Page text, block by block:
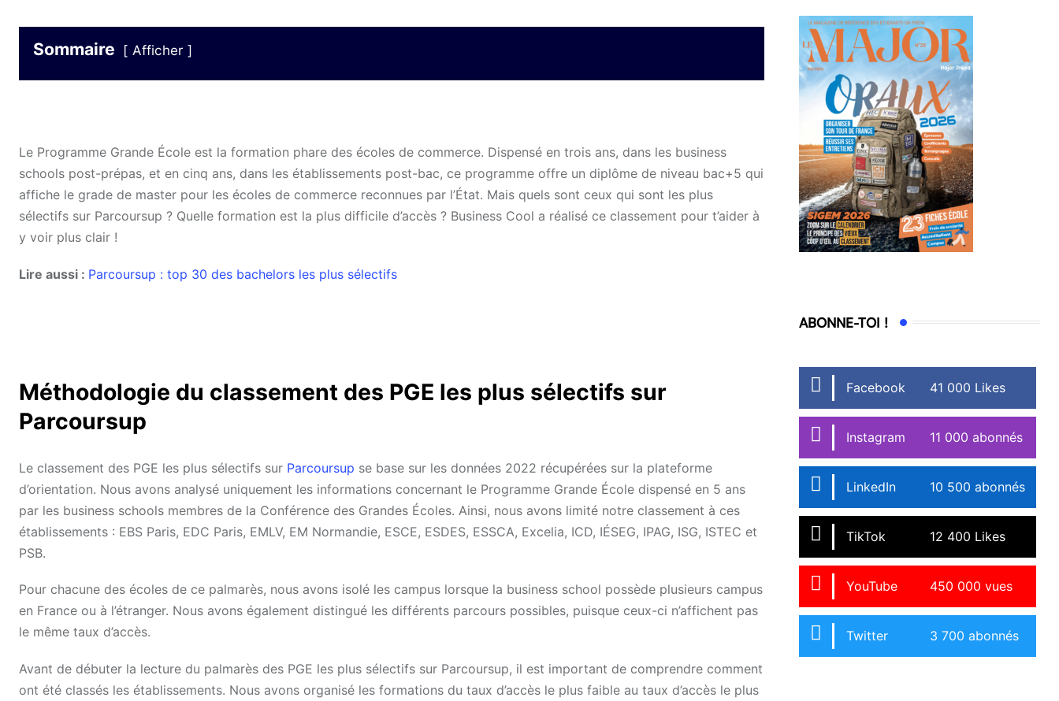
Sommaire Afficher
Le Programme Grande École est la formation phare des écoles de commerce. Dispensé en trois ans, dans les business
schools post-prépas, et en cinq ans, dans les établissements post-bac, ce programme offre un diplôme de niveau bac+5 qui
affiche le grade de master pour les écoles de commerce reconnues par l’État. Mais quels sont ceux qui sont les plus
sélectifs sur Parcoursup ? Quelle formation est la plus difficile d’accès ? Business Cool a réalisé ce classement pour t’aider à
y voir plus clair !
Lire aussi : Parcoursup : top 30 des bachelors les plus sélectifs
Méthodologie du classement des PGE les plus sélectifs sur
Parcoursup
Le classement des PGE les plus sélectifs sur Parcoursup se base sur les données 2022 récupérées sur la plateforme
d’orientation. Nous avons analysé uniquement les informations concernant le Programme Grande École dispensé en 5 ans
par les business schools membres de la Conférence des Grandes Écoles. Ainsi, nous avons limité notre classement à ces
établissements : EBS Paris, EDC Paris, EMLV, EM Normandie, ESCE, ESDES, ESSCA, Excelia, ICD, IÉSEG, IPAG, ISG, ISTEC et
PSB.
Pour chacune des écoles de ce palmarès, nous avons isolé les campus lorsque la business school possède plusieurs campus
en France ou à l’étranger. Nous avons également distingué les différents parcours possibles, puisque ceux-ci n’affichent pas
le même taux d’accès.
Avant de débuter la lecture du palmarès des PGE les plus sélectifs sur Parcoursup, il est important de comprendre comment
ont été classés les établissements. Nous avons organisé les formations du taux d’accès le plus faible au taux d’accès le plus
ABONNE-TOI !
Facebook 41 000 Likes
Instagram 11 000 abonnés
LinkedIn 10 500 abonnés
TikTok 12 400 Likes
YouTube 450 000 vues
Twitter 3 700 abonnés